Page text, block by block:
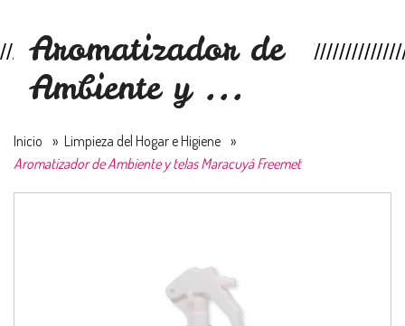
Aromatizador de
Ambiente y ...
Inicio » Limpieza del Hogar e Higiene »
Aromatizador de Ambiente y telas Maracuyá Freemet